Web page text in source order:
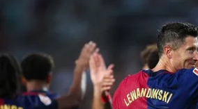
plusicon
label.aria.plus
バルサアカデミー
plusicon
label.aria.plus
PLUSICON
LABEL.ARIA.PLUS
トップチーム
女子サッカー
plusicon
label.aria.plus